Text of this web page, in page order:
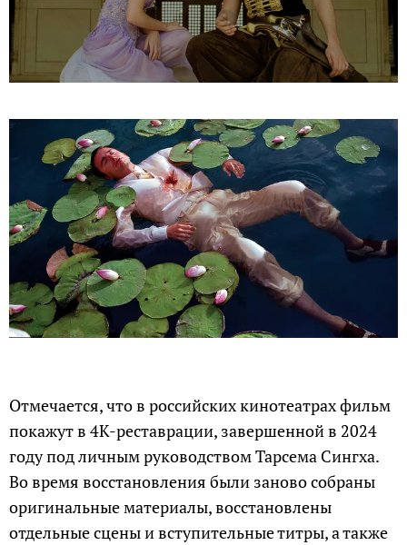
Отмечается, что в российских кинотеатрах фильм
покажут в 4К-реставрации, завершенной в 2024
году под личным руководством Тарсема Сингха.
Во время восстановления были заново собраны
оригинальные материалы, восстановлены
отдельные сцены и вступительные титры, а также